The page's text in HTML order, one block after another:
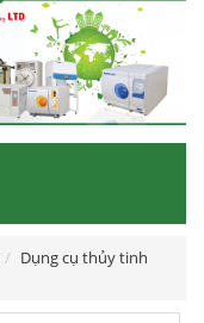
Dụng cụ thủy tinh